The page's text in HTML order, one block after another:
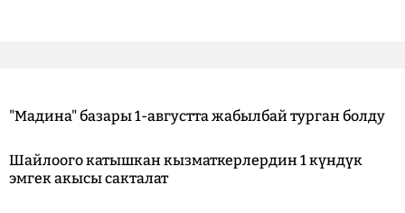
"Мадина" базары 1-августта жабылбай турган болду
Шайлоого катышкан кызматкерлердин 1 күндүк
эмгек акысы сакталат